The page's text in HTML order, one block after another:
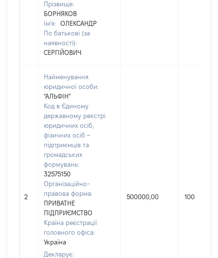
Прізвище:
БОРНЯКОВ
Ім'я:
ОЛЕКСАНДР
По батькові (за
наявності):
СЕРГІЙОВИЧ
2
Найменування
юридичної особи:
"АЛЬФІН"
Код в Єдиному
державному реєстрі
юридичних осіб,
фізичних осіб –
підприємців та
громадських
формувань:
32575150
Організаційно-
правова форма:
ПРИВАТНЕ
ПІДПРИЄМСТВО
Країна реєстрації
головного офіса:
Україна
Декларує:
500000,00 100